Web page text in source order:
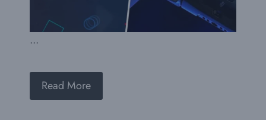
...
Read More